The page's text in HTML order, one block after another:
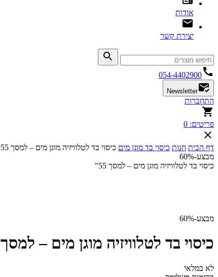
אודות
יצירת קשר
054-4402900
Newsletter
התחברות
פריטים: 0
דף הבית חנות כיסוי בד מוגן מים כיסוי בד לטלוויזיה מוגן מים – למסך 55"
מבצע-60%
כיסוי בד לטלוויזיה מוגן מים – למסך 55"
מבצע-60%
כיסוי בד לטלוויזיה מוגן מים – למסך 55"
לא במלאי